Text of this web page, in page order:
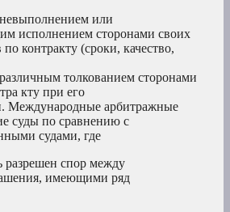
или
исполнением сторонами своих
по контракту (сроки, качество,
толкованием сторонами
кту при его
Международные арбитражные
суды по сравнению с
судами, где
разрешен спор между
имеющими ряд